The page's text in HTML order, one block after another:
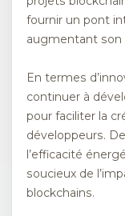
fournir un pont
augmentant son
En termes
continuer à
pour faciliter la
développeurs.
l’efficacité
soucieux de
blockchains.